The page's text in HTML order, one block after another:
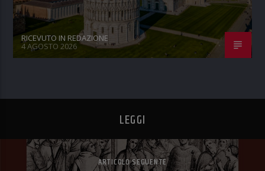
RICEVUTO IN REDAZIONE
4 AGOSTO 2026
LEGGI
ARTICOLO SEGUENTE